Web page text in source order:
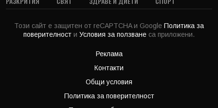
Този сайт е защитен от reCAPTCHA и Google Политика за
поверителност и Условия за ползване са приложени.
Реклама
Контакти
Общи условия
Политика за поверителност